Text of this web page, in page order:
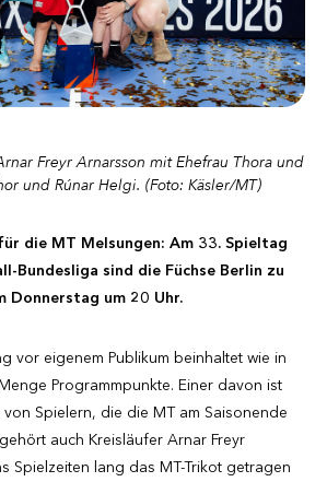
Freyr Arnarsson mit Ehefrau Thora und
und Rúnar Helgi. (Foto: Käsler/MT)
die MT Melsungen: Am 33. Spieltag
Bundesliga sind die Füchse Berlin zu
Donnerstag um 20 Uhr.
vor eigenem Publikum beinhaltet wie in
Programmpunkte. Einer davon ist
Spielern, die die MT am Saisonende
auch Kreisläufer Arnar Freyr
Spielzeiten lang das MT-Trikot getragen